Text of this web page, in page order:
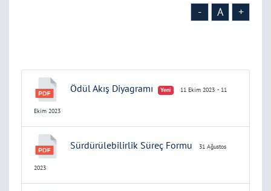
- A +
Ödül Akış Diyagramı Yeni 11 Ekim 2023 - 11
Ekim 2023
Sürdürülebilirlik Süreç Formu 31 Ağustos
2023